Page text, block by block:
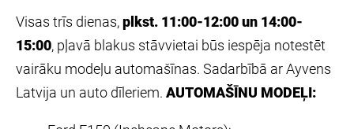
Visas trīs dienas,plkst. 11:00-12:00 un 14:00-
15:00, pļavā blakus stāvvietai būs iespēja notestēt
vairāku modeļu automašīnas. Sadarbībā ar Ayvens
Latvija un auto dīleriem. AUTOMAŠĪNU MODEĻI: